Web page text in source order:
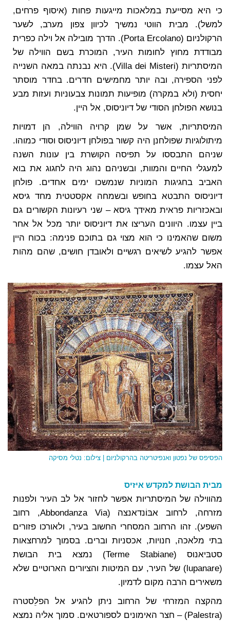
כי היא מסייעת במלאכות מייגעות פחות (איסוף פרחים,
למשל). מבית הווטי נמשיך לכיוון צפון מערב, לשער
הרקולניום (Porta Ercolano). הדרך מובילה אל וילה כפרית
מבודדת מחוץ לחומות העיר, המוכרת בשם הווילה של
המיסתריות (Villa dei Misteri). היא נבנתה במאה השנייה
לפני הספירה, ובה יותר מחמישים חדרים. בחדר מוסתר
יחסית (ולא במקרה) מופיעות תמונות צבעוניות ועזות מבע
בנושא הפולחן הסודי של דיוניסוס, אל היין.
המיסתריות, אשר על שמן קרויה הווילה, הן דמויות
מיתולוגיות שפולחנן היה קשור בפולחן דיוניסוס וסודי כמוהו.
שניהם התבססו על תפיסה הקושרת בין עונות השנה
למעגלי החיים והמוות, ובשניהם נהוג היה לחגוג את בוא
האביב בחגיגות המוניות שנמשכו ימים אחדים. פולחן
דיוניסוס התבטא בחופש ובשמחה אקסטטית מחד גיסא
ובאכזריות פראית מאידך גיסא – שני רעיונות הקשורים גם
ביין עצמו. היוונים העריצו את דיוניסוס יותר מכל אל אחר
משום שהאמינו כי הוא מצוי גם בתוכם פנימה: בכוח היין
אפשר להגיע לשיאים רגשיים ולאובדן חושים, שהם מהות
האל עצמו.
הפסיפס של נפטון ואנפיטריטה בהרקולניום | צילום: נטלי מסיקה
מבית הבושת למקדש איזיס
מהווילה של המיסתריות אפשר לחזור אל לב העיר ולפנות
מזרחה, לרחוב אבּוֹנדאנצה (Abbondanza Via, רחוב
השפע). זהו הרחוב המסחרי החשוב בעיר, ולאורכו פזורים
בתי מלאכה, חנויות, אכסניות וברים. בסמוך למרחצאות
סטבּיאנוס (Terme Stabiane) נמצא בית הבושת
(lupanare) של העיר, עם המיטות והציורים הארוטיים שלא
משאירים הרבה מקום לדמיון.
מהקצה המזרחי של הרחוב ניתן להגיע אל הפלֵסטרה
(Palestra) – חצר האימונים לספורטאים. סמוך אליה נמצא